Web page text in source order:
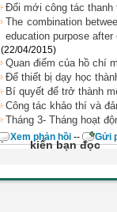
Đổi mới công tác thanh
The combination
education purpose after
(22/04/2015)
Quan điểm của hồ chí
Để thiết bị dạy học
Bí quyết để trở thành
Công tác khảo thí và
Tháng 3- Tháng hoạt
kiến bạn đọc
Xem phản hồi -- Gửi